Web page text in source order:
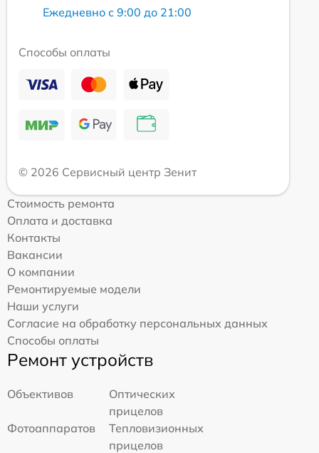
Ежедневно с 9:00 до 21:00
Способы оплаты
© 2026 Сервисный центр Зенит
Стоимость ремонта
Оплата и доставка
Контакты
Вакансии
О компании
Ремонтируемые модели
Наши услуги
Согласие на обработку персональных данных
Способы оплаты
Ремонт устройств
Объективов
Оптических
прицелов
Фотоаппаратов
Тепловизионных
прицелов